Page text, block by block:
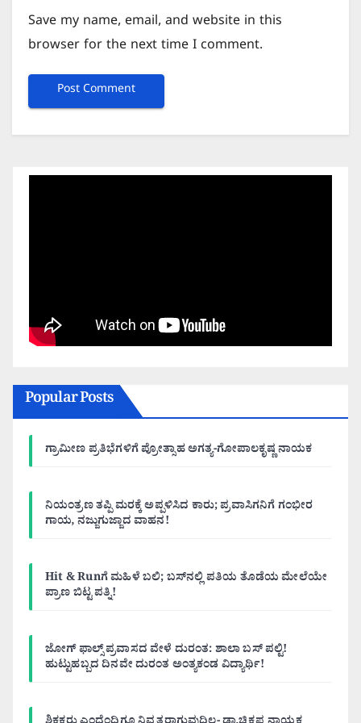
Save my name, email, and website in this
browser for the next time I comment.
Popular Posts
ಗ್ರಾಮೀಣ ಪ್ರತಿಭೆಗಳಿಗೆ ಪ್ರೋತ್ಸಾಹ ಅಗತ್ಯ-ಗೋಪಾಲಕೃಷ್ಣ ನಾಯಕ
ನಿಯಂತ್ರಣ ತಪ್ಪಿ ಮರಕ್ಕೆ ಅಪ್ಪಳಿಸಿದ ಕಾರು; ಪ್ರವಾಸಿಗನಿಗೆ ಗಂಭೀರ
ಗಾಯ, ನಜ್ಜುಗುಜ್ಜಾದ ವಾಹನ!
Hit & Runಗೆ ಮಹಿಳೆ ಬಲಿ; ಬಸ್‌ನಲ್ಲಿ ಪತಿಯ ತೊಡೆಯ ಮೇಲೆಯೇ
ಪ್ರಾಣ ಬಿಟ್ಟ ಪತ್ನಿ!
ಜೋಗ್ ಫಾಲ್ಸ್ ಪ್ರವಾಸದ ವೇಳೆ ದುರಂತ: ಶಾಲಾ ಬಸ್ ಪಲ್ಟಿ!
ಹುಟ್ಟುಹಬ್ಬದ ದಿನವೇ ದುರಂತ ಅಂತ್ಯಕಂಡ ವಿದ್ಯಾರ್ಥಿ!